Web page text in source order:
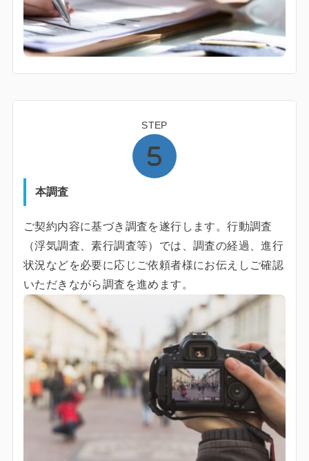
STEP
本調査
ご契約内容に基づき調査を遂行します。行動調査
（浮気調査、素行調査等）では、調査の経過、進行
状況などを必要に応じご依頼者様にお伝えしご確認
いただきながら調査を進めます。